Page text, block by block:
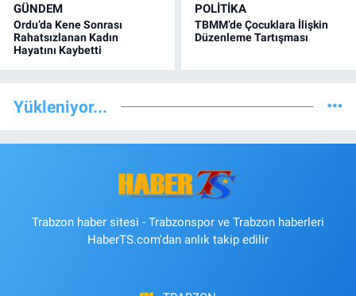
GÜNDEM
Ordu’da Kene Sonrası
Rahatsızlanan Kadın
Hayatını Kaybetti
POLİTİKA
TBMM’de Çocuklara İlişkin
Düzenleme Tartışması
Yükleniyor...
Trabzon haber sitesi - Trabzonspor ve Trabzon haberleri
HaberTS.com'dan anlık takip edilir